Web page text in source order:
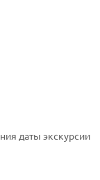
даты экскурсии